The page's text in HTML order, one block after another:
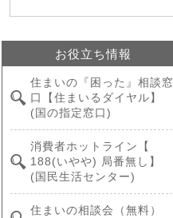
お役立ち情報
住まいの『困った』相談窓
口【住まいるダイヤル】
(国の指定窓口)
消費者ホットライン【
188(いやや) 局番無し】
(国民生活センター)
住まいの相談会（無料）